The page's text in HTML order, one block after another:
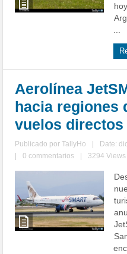
...
Aerolínea
hacia regiones
vuelos directos
Publicado porTallyHo
Date:
0 commentarios 3294 Views